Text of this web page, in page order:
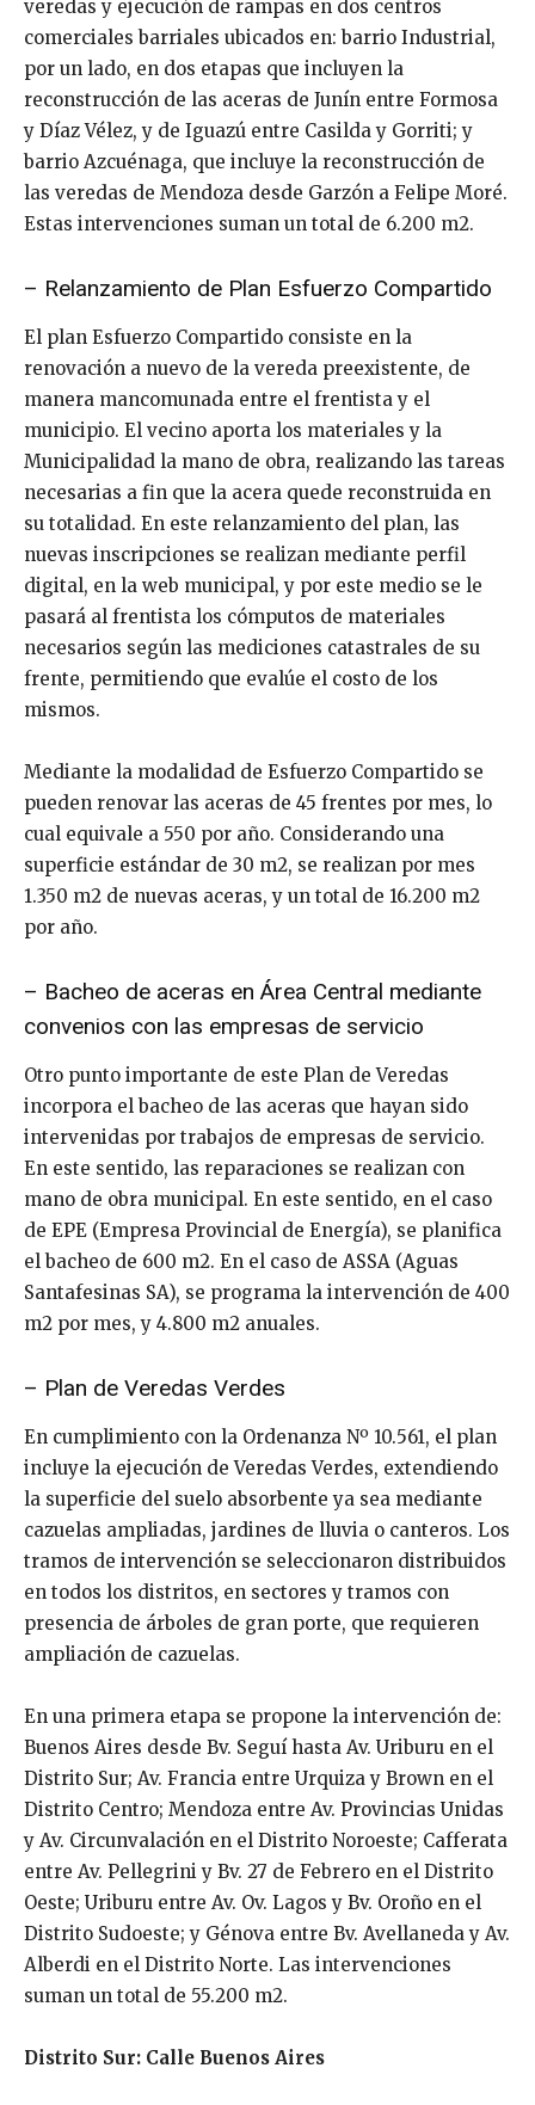
veredas y ejecución de rampas en dos centros
comerciales barriales ubicados en: barrio Industrial,
por un lado, en dos etapas que incluyen la
reconstrucción de las aceras de Junín entre Formosa
y Díaz Vélez, y de Iguazú entre Casilda y Gorriti; y
barrio Azcuénaga, que incluye la reconstrucción de
las veredas de Mendoza desde Garzón a Felipe Moré.
Estas intervenciones suman un total de 6.200 m2.
– Relanzamiento de Plan Esfuerzo Compartido
El plan Esfuerzo Compartido consiste en la
renovación a nuevo de la vereda preexistente, de
manera mancomunada entre el frentista y el
municipio. El vecino aporta los materiales y la
Municipalidad la mano de obra, realizando las tareas
necesarias a fin que la acera quede reconstruida en
su totalidad. En este relanzamiento del plan, las
nuevas inscripciones se realizan mediante perfil
digital, en la web municipal, y por este medio se le
pasará al frentista los cómputos de materiales
necesarios según las mediciones catastrales de su
frente, permitiendo que evalúe el costo de los
mismos.
Mediante la modalidad de Esfuerzo Compartido se
pueden renovar las aceras de 45 frentes por mes, lo
cual equivale a 550 por año. Considerando una
superficie estándar de 30 m2, se realizan por mes
1.350 m2 de nuevas aceras, y un total de 16.200 m2
por año.
– Bacheo de aceras en Área Central mediante
convenios con las empresas de servicio
Otro punto importante de este Plan de Veredas
incorpora el bacheo de las aceras que hayan sido
intervenidas por trabajos de empresas de servicio.
En este sentido, las reparaciones se realizan con
mano de obra municipal. En este sentido, en el caso
de EPE (Empresa Provincial de Energía), se planifica
el bacheo de 600 m2. En el caso de ASSA (Aguas
Santafesinas SA), se programa la intervención de 400
m2 por mes, y 4.800 m2 anuales.
– Plan de Veredas Verdes
En cumplimiento con la Ordenanza Nº 10.561, el plan
incluye la ejecución de Veredas Verdes, extendiendo
la superficie del suelo absorbente ya sea mediante
cazuelas ampliadas, jardines de lluvia o canteros. Los
tramos de intervención se seleccionaron distribuidos
en todos los distritos, en sectores y tramos con
presencia de árboles de gran porte, que requieren
ampliación de cazuelas.
En una primera etapa se propone la intervención de:
Buenos Aires desde Bv. Seguí hasta Av. Uriburu en el
Distrito Sur; Av. Francia entre Urquiza y Brown en el
Distrito Centro; Mendoza entre Av. Provincias Unidas
y Av. Circunvalación en el Distrito Noroeste; Cafferata
entre Av. Pellegrini y Bv. 27 de Febrero en el Distrito
Oeste; Uriburu entre Av. Ov. Lagos y Bv. Oroño en el
Distrito Sudoeste; y Génova entre Bv. Avellaneda y Av.
Alberdi en el Distrito Norte. Las intervenciones
suman un total de 55.200 m2.
Distrito Sur: Calle Buenos Aires